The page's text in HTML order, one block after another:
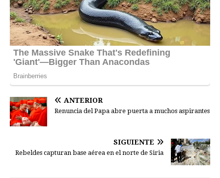
ANTERIOR
Renuncia del Papa abre puerta a muchos aspirantes
SIGUIENTE
Rebeldes capturan base aérea en el norte de Siria